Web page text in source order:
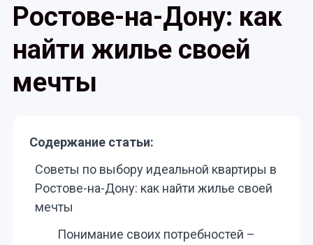
Ростове-на-Дону: как
найти жилье своей
мечты
Содержание статьи:
Советы по выбору идеальной квартиры в
Ростове-на-Дону: как найти жилье своей
мечты
Понимание своих потребностей –